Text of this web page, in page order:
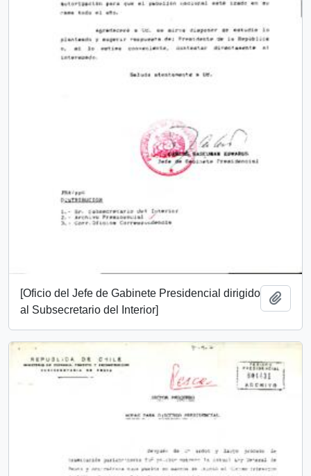
[Oficio del Jefe de Gabinete Presidencial dirigido
al Subsecretario del Interior]